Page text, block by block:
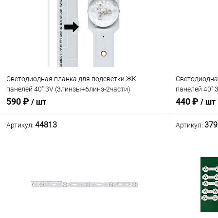
В наличии: 1шт.
Светодиодная планка для подсветки ЖК
панелей 40" 3V (3линзы+6линз-2части)
2014SVS_UHD_40_3228_REV1.1 (836мм, 9 линз) 9
590 ₽ / шт
панелей 40"
400DCA-R1/
440 ₽ / шт
Сравнение
В
Артикул: 44813 Артикул: